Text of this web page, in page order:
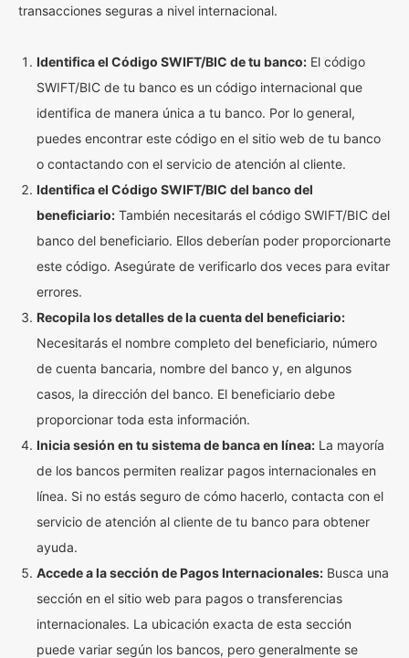
transacciones seguras a nivel internacional.
Identifica el Código SWIFT/BIC de tu banco: El código
SWIFT/BIC de tu banco es un código internacional que
identifica de manera única a tu banco. Por lo general,
puedes encontrar este código en el sitio web de tu banco
o contactando con el servicio de atención al cliente.
Identifica el Código SWIFT/BIC del banco del
beneficiario: También necesitarás el código SWIFT/BIC del
banco del beneficiario. Ellos deberían poder proporcionarte
este código. Asegúrate de verificarlo dos veces para evitar
errores.
Recopila los detalles de la cuenta del beneficiario:
Necesitarás el nombre completo del beneficiario, número
de cuenta bancaria, nombre del banco y, en algunos
casos, la dirección del banco. El beneficiario debe
proporcionar toda esta información.
Inicia sesión en tu sistema de banca en línea: La mayoría
de los bancos permiten realizar pagos internacionales en
línea. Si no estás seguro de cómo hacerlo, contacta con el
servicio de atención al cliente de tu banco para obtener
ayuda.
Accede a la sección de Pagos Internacionales: Busca una
sección en el sitio web para pagos o transferencias
internacionales. La ubicación exacta de esta sección
puede variar según los bancos, pero generalmente se